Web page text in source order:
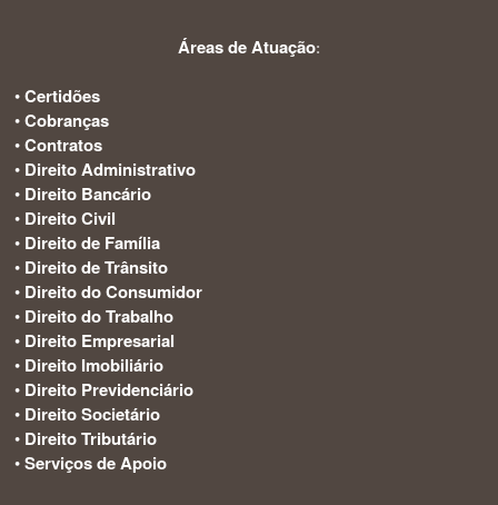
Áreas de Atuação:
•Certidões
•Cobranças
•Contratos
• Direito Administrativo
• Direito Bancário
• Direito Civil
• Direito de Família
• Direito de Trânsito
• Direito do Consumidor
• Direito do Trabalho
• Direito Empresarial
• Direito Imobiliário
• Direito Previdenciário
• Direito Societário
• Direito Tributário
•Serviços de Apoio